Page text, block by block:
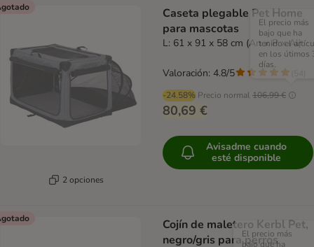
2 opciones
Caseta plegable Pet Home
para mascotas
L: 61 x 91 x 58 cm (An x P x Al)
-24.58% Precio normal 106,99 €
El precio más
bajo que ha
tenido el
en los útimos
días.
80,69 €
Valoración: 4.8/5
Avisadme cuando
esté disponible
Cojín de maletero Kerbl Pet,
negro/gris para perros
El precio más
bajo que ha